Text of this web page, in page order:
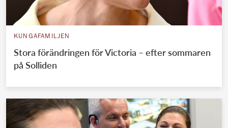
KUNGAFAMILJEN
Stora förändringen för Victoria – efter sommaren
på Solliden